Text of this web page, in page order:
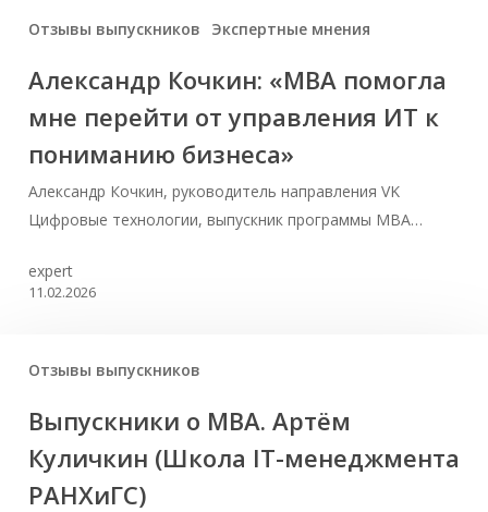
Отзывы выпускников Экспертные мнения
Александр Кочкин: «MBA помогла
мне перейти от управления ИТ к
пониманию бизнеса»
Александр Кочкин, руководитель направления VK
Цифровые технологии, выпускник программы MBA…
expert
11.02.2026
Отзывы выпускников
Выпускники о МВА. Артём
Куличкин (Школа IT-менеджмента
РАНХиГС)